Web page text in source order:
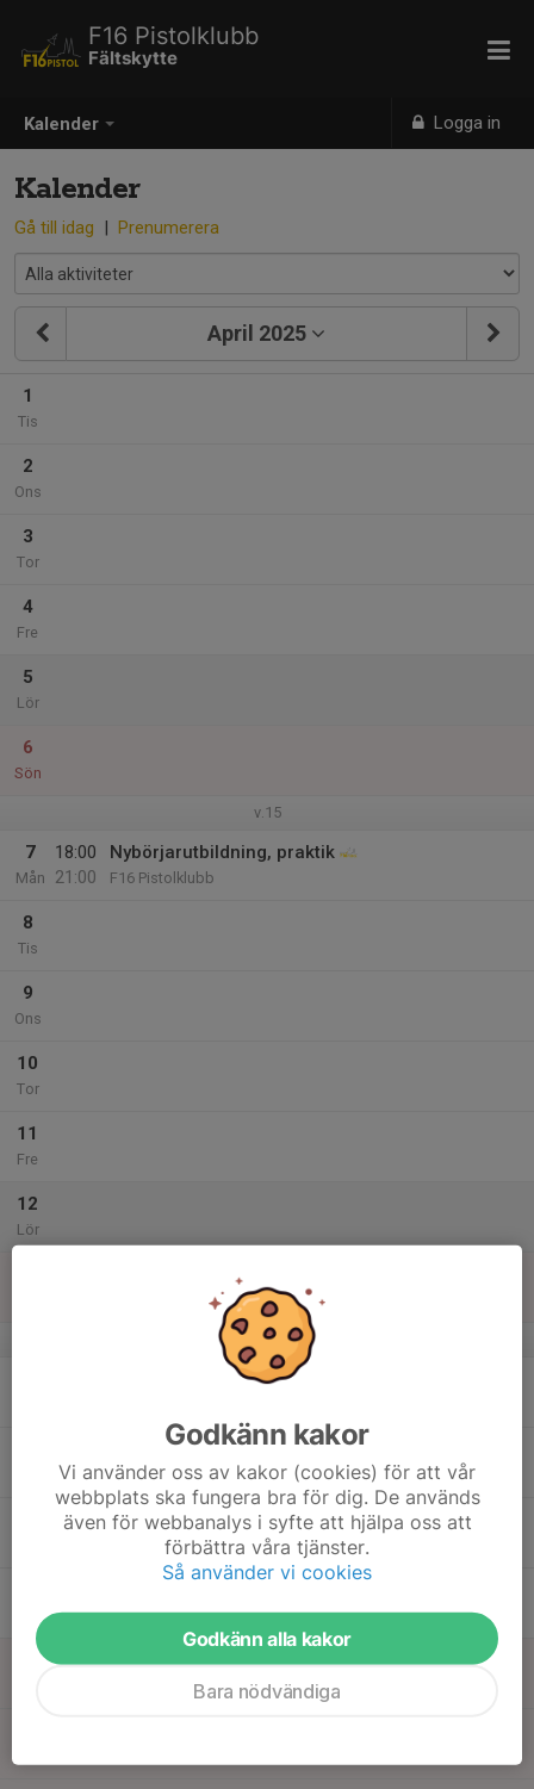
Kalender Logga in
F16 Pistolklubb
Fältskytte
Kalender
Gå till idag | Prenumerera
April 2025
1
Tis
2
Ons
3
Tor
4
Fre
5
Lör
6
Sön
v.15
7
Mån
18:00
21:00
Nybörjarutbildning, praktik
F16 Pistolklubb
8
Tis
9
Ons
10
Tor
11
Fre
12
Lör
v.16
Nybörjarutbildning, praktik
Godkänn kakor
Vi använder oss av kakor (cookies) för att vår
webbplats ska fungera bra för dig. De används
även för webbanalys i syfte att hjälpa oss att
förbättra våra tjänster.
Så använder vi cookies
Godkänn alla kakor
Bara nödvändiga